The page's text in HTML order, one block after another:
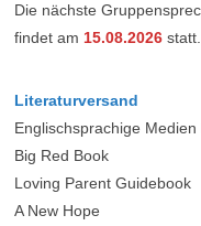
Die nächste
findet am15.08.2026 statt.
Literaturversand
Englischsprachige Medien
Big Red Book
Loving Parent Guidebook
A New Hope